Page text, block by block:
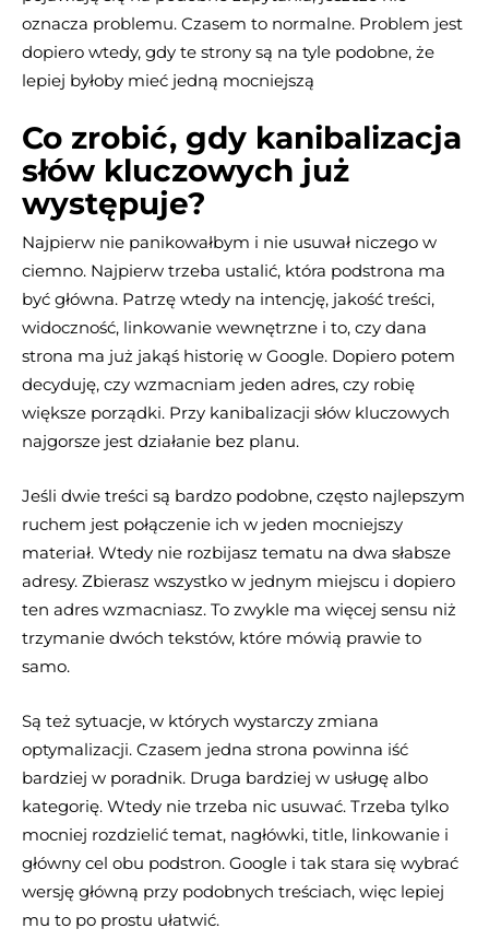
oznacza problemu. Czasem to normalne. Problem jest
dopiero wtedy, gdy te strony są na tyle podobne, że
lepiej byłoby mieć jedną mocniejszą
Co zrobić, gdy kanibalizacja
słów kluczowych już
występuje?
Najpierw nie panikowałbym i nie usuwał niczego w
ciemno. Najpierw trzeba ustalić, która podstrona ma
być główna. Patrzę wtedy na intencję, jakość treści,
widoczność, linkowanie wewnętrzne i to, czy dana
strona ma już jakąś historię w Google. Dopiero potem
decyduję, czy wzmacniam jeden adres, czy robię
większe porządki. Przy kanibalizacji słów kluczowych
najgorsze jest działanie bez planu.
Jeśli dwie treści są bardzo podobne, często najlepszym
ruchem jest połączenie ich w jeden mocniejszy
materiał. Wtedy nie rozbijasz tematu na dwa słabsze
adresy. Zbierasz wszystko w jednym miejscu i dopiero
ten adres wzmacniasz. To zwykle ma więcej sensu niż
trzymanie dwóch tekstów, które mówią prawie to
samo.
Są też sytuacje, w których wystarczy zmiana
optymalizacji. Czasem jedna strona powinna iść
bardziej w poradnik. Druga bardziej w usługę albo
kategorię. Wtedy nie trzeba nic usuwać. Trzeba tylko
mocniej rozdzielić temat, nagłówki, title, linkowanie i
główny cel obu podstron. Google i tak stara się wybrać
wersję główną przy podobnych treściach, więc lepiej
mu to po prostu ułatwić.